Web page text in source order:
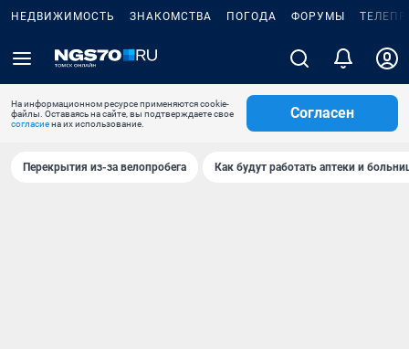
НЕДВИЖИМОСТЬ ЗНАКОМСТВА ПОГОДА ФОРУМЫ
На информационном ресурсе применяются cookie-
файлы. Оставаясь на сайте, вы подтверждаете свое
согласиена их использование.
Согласен
Перекрытия из-за велопробега Как будут работать аптеки и